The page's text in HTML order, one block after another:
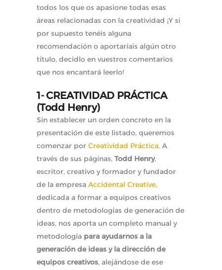
todos los que os apasione todas esas
áreas relacionadas con la creatividad ¡Y si
por supuesto tenéis alguna
recomendación o aportaríais algún otro
título, decidlo en vuestros comentarios
que nos encantará leerlo!
1- CREATIVIDAD PRÁCTICA
(Todd Henry)
Sin establecer un orden concreto en la
presentación de este listado, queremos
comenzar por Creatividad Práctica. A
través de sus páginas, Todd Henry,
escritor, creativo y formador y fundador
de la empresa Accidental Creative,
dedicada a formar a equipos creativos
dentro de metodologías de generación de
ideas, nos aporta un completo manual y
metodología para ayudarnos a la
generación de ideas y la dirección de
equipos creativos, alejándose de ese